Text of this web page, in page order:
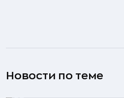
Новости по теме